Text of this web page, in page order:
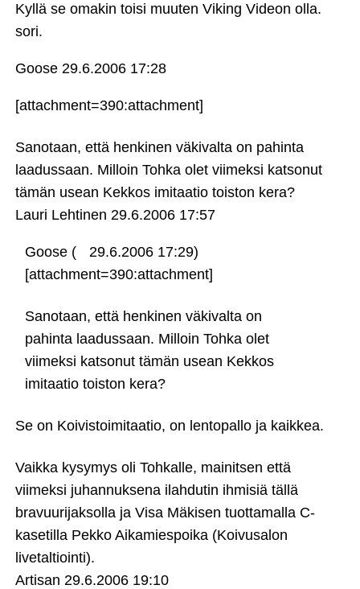
Kyllä se omakin toisi muuten Viking Videon olla.
sori.
Goose 29.6.2006 17:28
[attachment=390:attachment]
Sanotaan, että henkinen väkivalta on pahinta
laadussaan. Milloin Tohka olet viimeksi katsonut
tämän usean Kekkos imitaatio toiston kera?
Lauri Lehtinen 29.6.2006 17:57
Goose (
29.6.2006 17:29)
[attachment=390:attachment]
Sanotaan, että henkinen väkivalta on
pahinta laadussaan. Milloin Tohka olet
viimeksi katsonut tämän usean Kekkos
imitaatio toiston kera?
Se on Koivistoimitaatio, on lentopallo ja kaikkea.
Vaikka kysymys oli Tohkalle, mainitsen että
viimeksi juhannuksena ilahdutin ihmisiä tällä
bravuurijaksolla ja Visa Mäkisen tuottamalla C-
kasetilla Pekko Aikamiespoika (Koivusalon
livetaltiointi).
Artisan 29.6.2006 19:10